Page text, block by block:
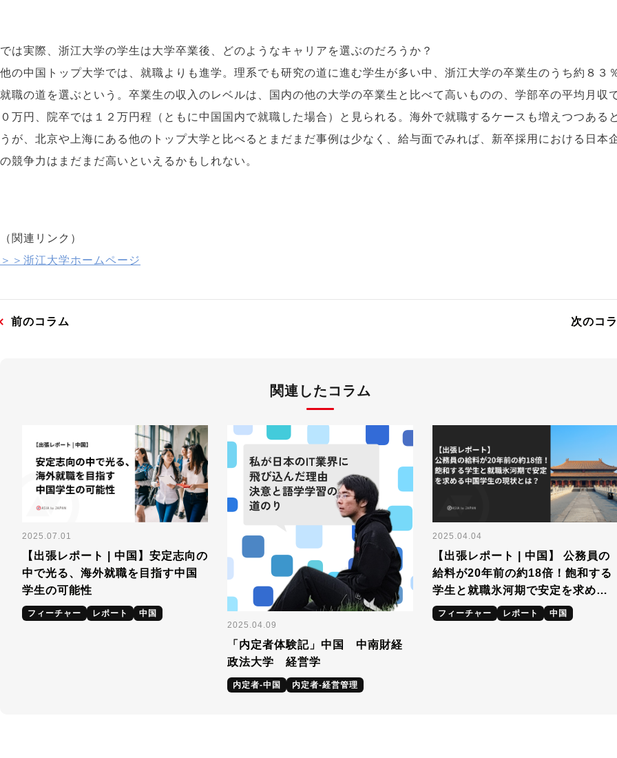
では実際、浙江大学の学生は大学卒業後、どのようなキャリアを選ぶのだろうか？
他の中国トップ大学では、就職よりも進学。理系でも研究の道に進む学生が多い中、浙江大学の卒業生のうち約８３
就職の道を選ぶという。卒業生の収入のレベルは、国内の他の大学の卒業生と比べて高いものの、学部卒の平均月収
０万円、院卒では１２万円程（ともに中国国内で就職した場合）と見られる。海外で就職するケースも増えつつある
うが、北京や上海にある他のトップ大学と比べるとまだまだ事例は少なく、給与面でみれば、新卒採用における日本
の競争力はまだまだ高いといえるかもしれない。
（関連リンク）
＞＞浙江大学ホームページ
前のコラム 次のコ
関連したコラム
2025.07.01
【出張レポート | 中国】安定志向の
中で光る、海外就職を目指す中国
学生の可能性
フィーチャー レポート
中国
2025.04.09
「内定者体験記」中国 中南財経
政法大学 経営学
内定者-中国 内定者-経営管理
2025.04.04
【出張レポート | 中国】 公務員の
給料が20年前の約18倍！飽和する
学生と就職氷河期で安定を求める
中国学生の現状とは？
フィーチャー レポート 中国